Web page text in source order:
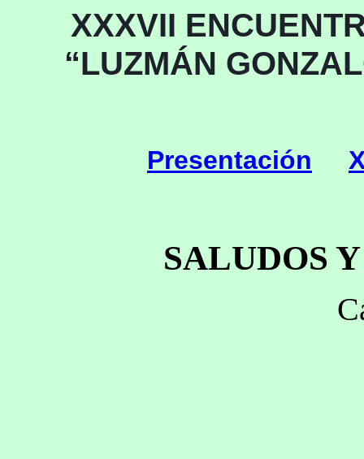
XXXVII
“LUZMÁN
Presentación
SALUDOS